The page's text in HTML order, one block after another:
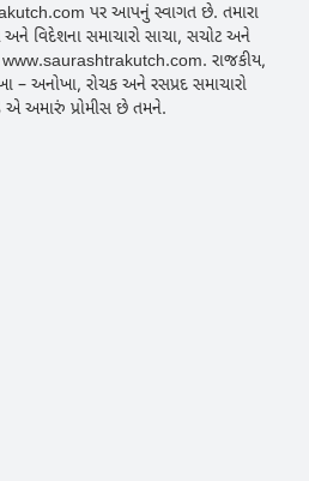
પર આપનું સ્વાગત છે. તમારા
વિદેશના સમાચારો સાચા, સચોટ અને
www.saurashtrakutch.com. રાજકીય,
– અનોખા, રોચક અને રસપ્રદ સમાચારો
અમારું પ્રોમીસ છે તમને.